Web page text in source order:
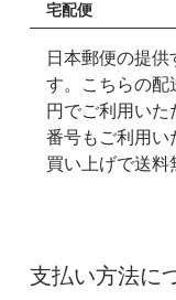
宅配便
日本郵便の提
す。こちらの配
円でご利用い
番号もご利用い
買い上げで送料
支払い方法に